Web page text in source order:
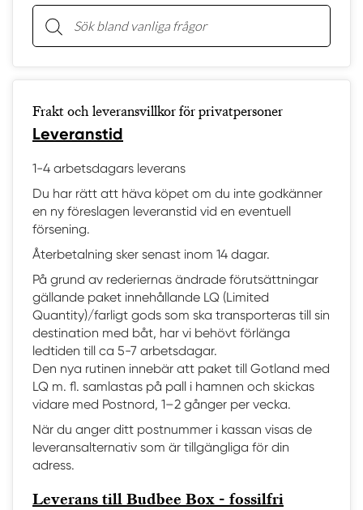
Frakt och leveransvillkor för privatpersoner
Leveranstid
1-4 arbetsdagars leverans
Du har rätt att häva köpet om du inte godkänner
en ny föreslagen leveranstid vid en eventuell
försening.
Återbetalning sker senast inom 14 dagar.
På grund av rederiernas ändrade förutsättningar
gällande paket innehållande LQ (Limited
Quantity)/farligt gods som ska transporteras till sin
destination med båt, har vi behövt förlänga
ledtiden till ca 5-7 arbetsdagar.
Den nya rutinen innebär att paket till Gotland med
LQ m. fl. samlastas på pall i hamnen och skickas
vidare med Postnord, 1–2 gånger per vecka.
När du anger ditt postnummer i kassan visas de
leveransalternativ som är tillgängliga för din
adress.
Leverans till Budbee Box - fossilfri